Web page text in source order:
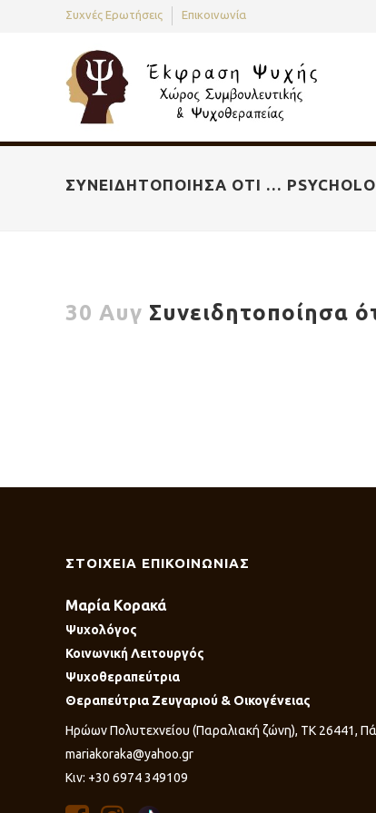
Συχνές Ερωτήσεις Επικοινωνία
ΣΥΝΕΙΔΗΤΟΠΟΊΗΣΑ ΌΤΙ …
30 Αυγ Συνειδητοποίησα
ΣΤΟΙΧΕΙΑ ΕΠΙΚΟΙΝΩΝΙΑΣ
Μαρία Κορακά
Ψυχολόγος
Κοινωνική Λειτουργός
Ψυχοθεραπεύτρια
Θεραπεύτρια Ζευγαριού & Οικογένειας
Ηρώων Πολυτεχνείου (Παραλιακή ζώνη), ΤΚ 26441,
mariakoraka@yahoo.gr
Κιν: +30 6974 349109